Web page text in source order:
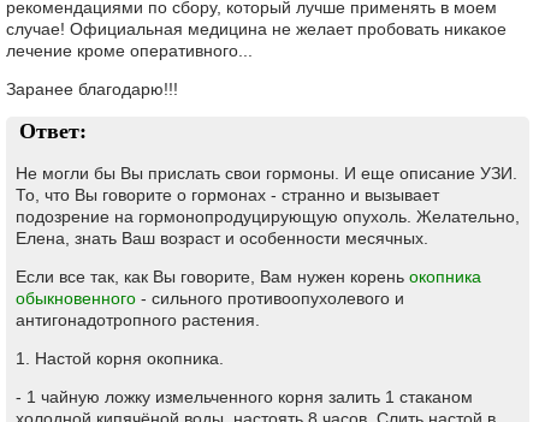
рекомендациями по сбору, который лучше применять в моем
случае! Официальная медицина не желает пробовать никакое
лечение кроме оперативного...
Заранее благодарю!!!
Ответ:
Не могли бы Вы прислать свои гормоны. И еще описание УЗИ.
То, что Вы говорите о гормонах - странно и вызывает
подозрение на гормонопродуцирующую опухоль. Желательно,
Елена, знать Ваш возраст и особенности месячных.
Если все так, как Вы говорите, Вам нужен корень окопника
обыкновенного - сильного противоопухолевого и
антигонадотропного растения.
1. Настой корня окопника.
- 1 чайную ложку измельченного корня залить 1 стаканом